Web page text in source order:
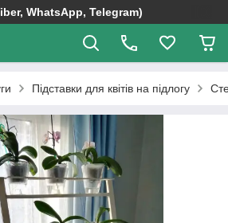
WhatsApp, Telegram)
Підставки для квітів на підлогу